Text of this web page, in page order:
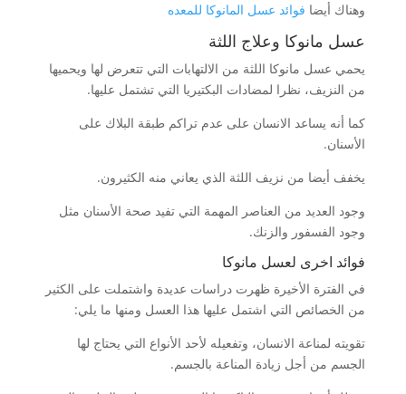
وهناك أيضا فوائد عسل المانوكا للمعده
عسل مانوكا وعلاج اللثة
يحمي عسل مانوكا اللثة من الالتهابات التي تتعرض لها ويحميها
من النزيف، نظرا لمضادات البكتيريا التي تشتمل عليها.
كما أنه يساعد الانسان على عدم تراكم طبقة البلاك على
الأسنان.
يخفف أيضا من نزيف اللثة الذي يعاني منه الكثيرون.
وجود العديد من العناصر المهمة التي تفيد صحة الأسنان مثل
وجود الفسفور والزنك.
فوائد اخرى لعسل مانوكا
في الفترة الأخيرة ظهرت دراسات عديدة واشتملت على الكثير
من الخصائص التي اشتمل عليها هذا العسل ومنها ما يلي:
تقويته لمناعة الانسان، وتفعيله لأحد الأنواع التي يحتاج لها
الجسم من أجل زيادة المناعة بالجسم.